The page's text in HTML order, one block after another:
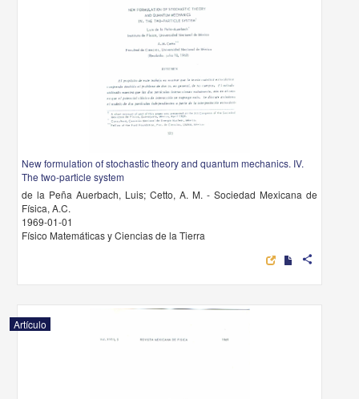
New formulation of stochastic theory and quantum mechanics. IV.
The two-particle system
de la Peña Auerbach, Luis; Cetto, A. M. - Sociedad Mexicana de
Física, A.C.
1969-01-01
Físico Matemáticas y Ciencias de la Tierra
share
Artículo